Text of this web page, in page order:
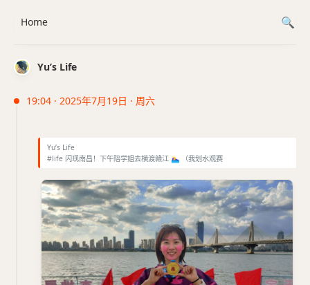
Yu’s Life
19:04 · 2025年7月19日 · 周六
Yu’s Life
#life 闪现南昌！下午陪学姐去横渡赣江 🏊‍♀ （我划水观赛
Home